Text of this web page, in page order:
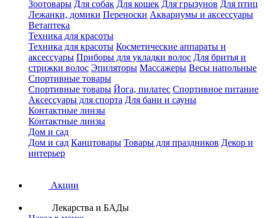
Зоотовары Для собак Для кошек Для грызунов Для птиц
Лежанки, домики Переноски Аквариумы и аксессуары
Ветаптека
Техника для красоты
Техника для красоты Косметические аппараты и
аксессуары Приборы для укладки волос Для бритья и
стрижки волос Эпиляторы Массажеры Весы напольные
Спортивные товары
Спортивные товары Йога, пилатес Спортивное питание
Аксессуары для спорта Для бани и сауны
Контактные линзы
Контактные линзы
Дом и сад
Дом и сад Канцтовары Товары для праздников Декор и
интерьер
Акции
Лекарства и БАДы